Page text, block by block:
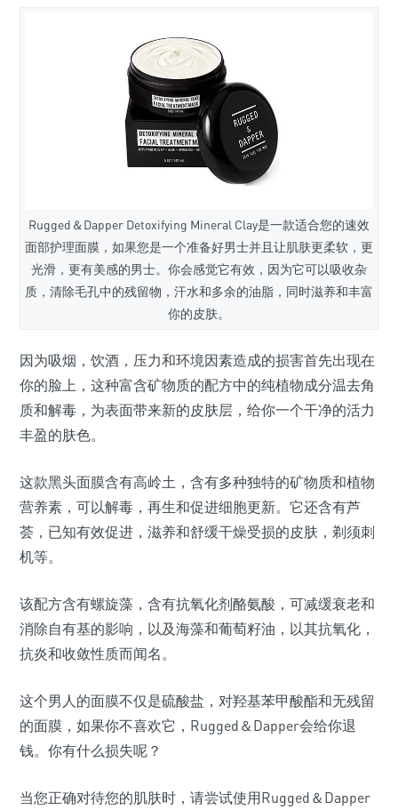
Rugged＆Dapper Detoxifying Mineral Clay是一款适合您的速效
面部护理面膜，如果您是一个准备好男士并且让肌肤更柔软，更
光滑，更有美感的男士。你会感觉它有效，因为它可以吸收杂
质，清除毛孔中的残留物，汗水和多余的油脂，同时滋养和丰富
你的皮肤。
因为吸烟，饮酒，压力和环境因素造成的损害首先出现在
你的脸上，这种富含矿物质的配方中的纯植物成分温去角
质和解毒，为表面带来新的皮肤层，给你一个干净的活力
丰盈的肤色。
这款黑头面膜含有高岭土，含有多种独特的矿物质和植物
营养素，可以解毒，再生和促进细胞更新。它还含有芦
荟，已知有效促进，滋养和舒缓干燥受损的皮肤，剃须刺
机等。
该配方含有螺旋藻，含有抗氧化剂酪氨酸，可减缓衰老和
消除自有基的影响，以及海藻和葡萄籽油，以其抗氧化，
抗炎和收敛性质而闻名。
这个男人的面膜不仅是硫酸盐，对羟基苯甲酸酯和无残留
的面膜，如果你不喜欢它，Rugged＆Dapper会给你退
钱。你有什么损失呢？
当您正确对待您的肌肤时，请尝试使用Rugged＆Dapper